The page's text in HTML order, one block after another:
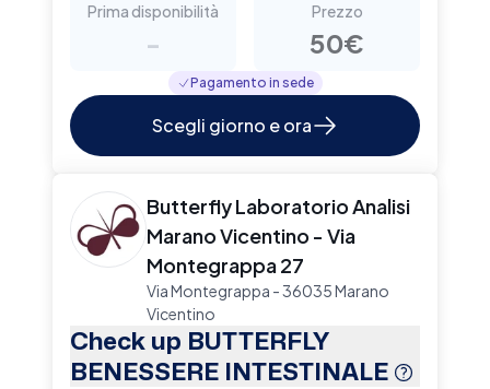
Prima disponibilità
-
Prezzo
50€
Pagamento in sede
Scegli giorno e ora
Butterfly Laboratorio Analisi
Marano Vicentino - Via
Montegrappa 27
Via Montegrappa - 36035 Marano
Vicentino
Check up BUTTERFLY
BENESSERE INTESTINALE